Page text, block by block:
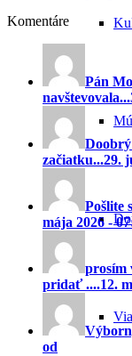
Komentáre
Pán
navštevovala...
začiatku...29.
Pošlite
mája 2026 -
prosím
pridať ....12.
od